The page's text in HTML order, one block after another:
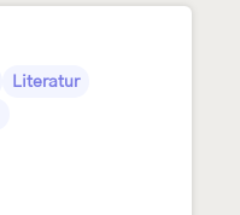
Literatur